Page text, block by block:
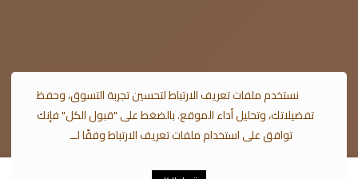
© 2026 النمرسي جميع الحقوق محفوظة
0
نستخدم ملفات تعريف الارتباط لتحسين تجربة التسوق، وحفظ
تفضيلاتك، وتحليل أداء الموقع. بالضغط على "قبول الكل" فإنك
توافق على استخدام ملفات تعريف الارتباط وفقًا لــ